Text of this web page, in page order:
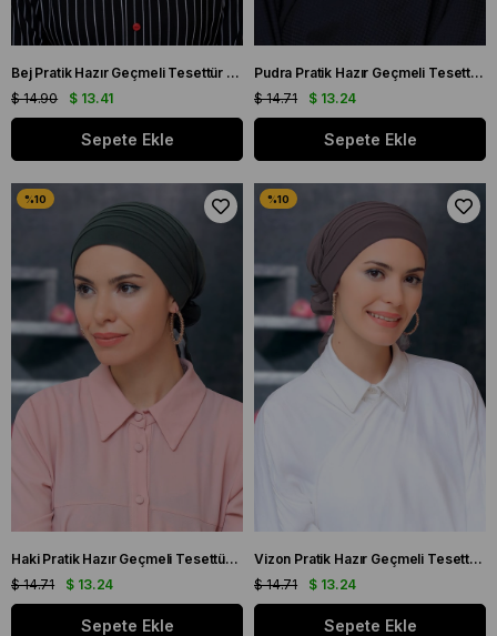
Bej Pratik Hazır Geçmeli Tesettür Bone Sandy Kumaş İncili Pileli Nervürlü Güllü 1805_12
$ 13.41
$ 14.90
Sepete Ekle
Pudra Pratik Hazır Geçmeli Tesettür Bone Sandy Kumaş Pileli Nervürlü Güllü 1806_06
$ 13.24
$ 14.71
Sepete Ekle
Haki Pratik Hazır Geçmeli Tesettür Bone Sandy Kumaş Pileli Nervürlü Güllü 1806_09
$ 13.24
$ 14.71
Sepete Ekle
Vizon Pratik Hazır Geçmeli Tesettür Bone Sandy Kumaş Pileli Nervürlü Güllü 1806_10
$ 13.24
$ 14.71
Sepete Ekle